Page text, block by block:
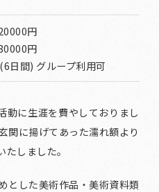
円
円
日間) グループ利用可
動に生涯を費やしておりまし
関に揚げてあった濡れ額より
しました。
とした美術作品・美術資料類